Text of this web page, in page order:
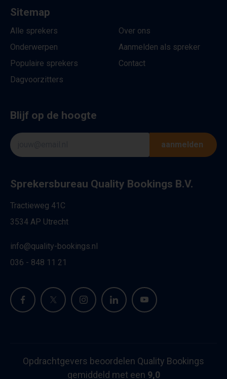
Sitemap
Alle sprekers
Onderwerpen
Populaire sprekers
Dagvoorzitters
Over ons
Aanmelden als spreker
Contact
Blijf op de hoogte
aanmelden
Sprekersbureau Quality Bookings B.V.
Tractieweg 41C
3534 AP Utrecht
info@quality-bookings.nl
036 - 848 11 21
Opdrachtgevers beoordelen Quality Bookings
gemiddeld met een 9,0